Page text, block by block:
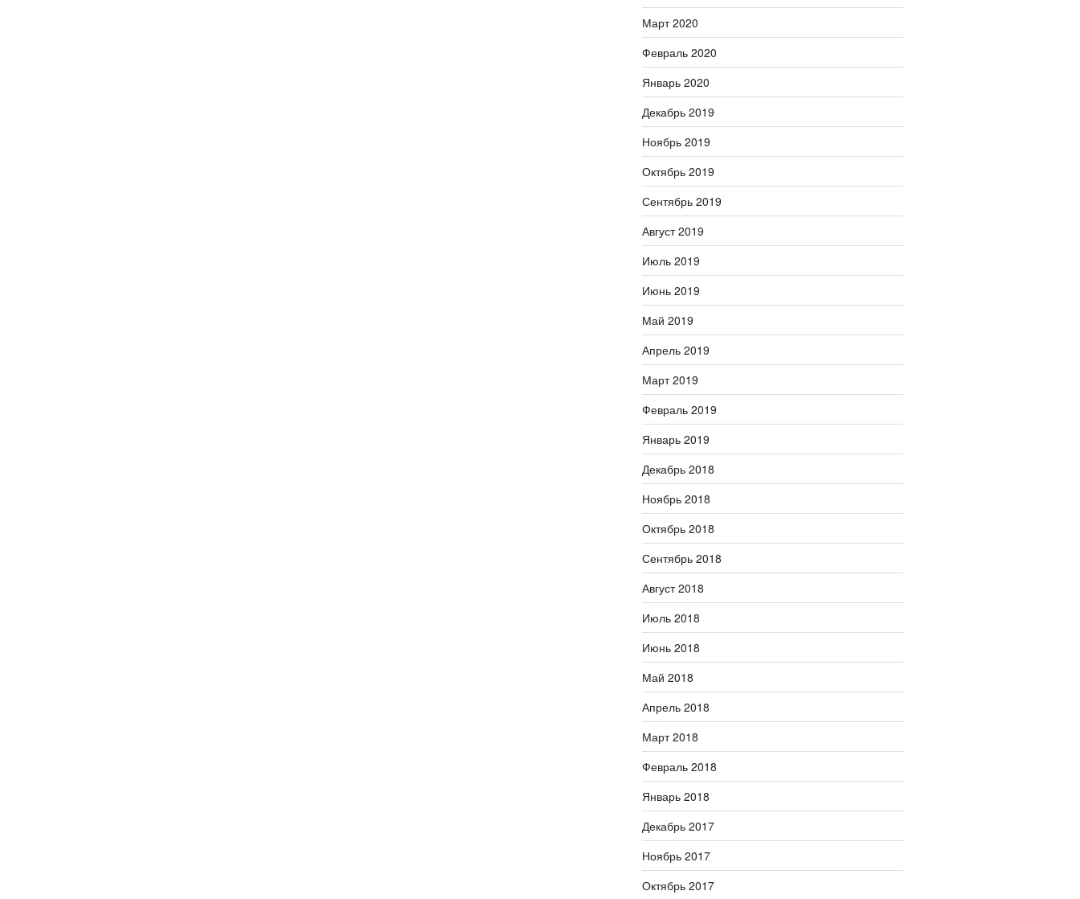
Март 2020
Февраль 2020
Январь 2020
Декабрь 2019
Ноябрь 2019
Октябрь 2019
Сентябрь 2019
Август 2019
Июль 2019
Июнь 2019
Май 2019
Апрель 2019
Март 2019
Февраль 2019
Январь 2019
Декабрь 2018
Ноябрь 2018
Октябрь 2018
Сентябрь 2018
Август 2018
Июль 2018
Июнь 2018
Май 2018
Апрель 2018
Март 2018
Февраль 2018
Январь 2018
Декабрь 2017
Ноябрь 2017
Октябрь 2017